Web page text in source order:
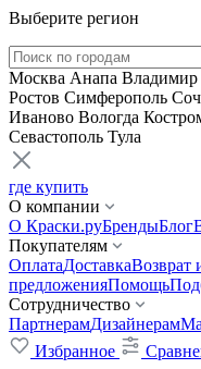
Выберите регион
Москва Анапа Владимир
Ростов Симферополь
Иваново Вологда
Севастополь Тула
где купить
О компании
О Краски.руБрендыБлог
Покупателям
ОплатаДоставкаВозврат
предложенияПомощь
Сотрудничество
ПартнерамДизайнерам
Избранное